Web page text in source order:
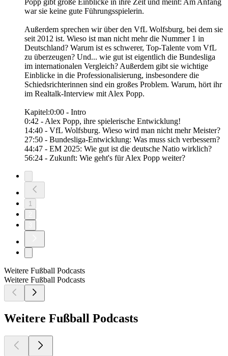
Popp gibt große Einblicke in ihre Zeit und meint: Am Anfang
war sie keine gute Führungsspielerin.
Außerdem sprechen wir über den VfL Wolfsburg, bei dem sie
seit 2012 ist. Wieso ist man nicht mehr die Nummer 1 in
Deutschland? Warum ist es schwerer, Top-Talente vom VfL
zu überzeugen? Und... wie gut ist eigentlich die Bundesliga
im internationalen Vergleich? Außerdem gibt sie wichtige
Einblicke in die Professionalisierung, insbesondere die
Schiedsrichterinnen sind ein großes Problem. Warum, hört ihr
im Realtalk-Interview mit Alex Popp.
Kapitel:0:00 - Intro
0:42 - Alex Popp, ihre spielerische Entwicklung!
14:40 - VfL Wolfsburg. Wieso wird man nicht mehr Meister?
27:50 - Bundesliga-Entwicklung: Was muss sich verbessern?
44:47 - EM 2025: Wie gut ist die deutsche Natio wirklich?
56:24 - Zukunft: Wie geht's für Alex Popp weiter?
1
Weitere Fußball Podcasts
Weitere Fußball Podcasts
Weitere Fußball Podcasts